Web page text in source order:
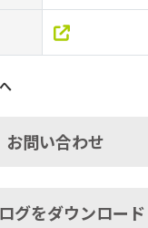
お問い合わせ
グをダウンロード